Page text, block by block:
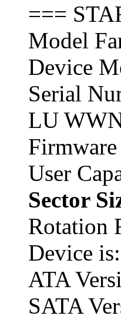
===
Model
Device
Serial
LU
User
Sector
Rotation
Device
ATA
SATA